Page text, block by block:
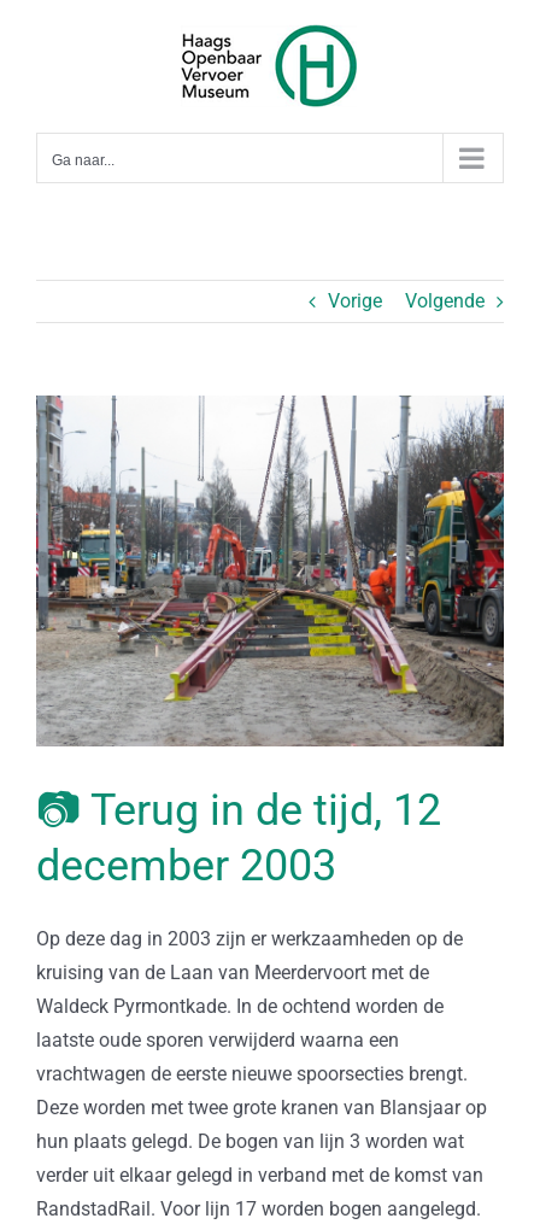
Ga naar...
Vorige Volgende
Bekijk
grotere
afbeelding
📷 Terug in de tijd, 12
december 2003
Op deze dag in 2003 zijn er werkzaamheden op de
kruising van de Laan van Meerdervoort met de
Waldeck Pyrmontkade. In de ochtend worden de
laatste oude sporen verwijderd waarna een
vrachtwagen de eerste nieuwe spoorsecties brengt.
Deze worden met twee grote kranen van Blansjaar op
hun plaats gelegd. De bogen van lijn 3 worden wat
verder uit elkaar gelegd in verband met de komst van
RandstadRail. Voor lijn 17 worden bogen aangelegd.